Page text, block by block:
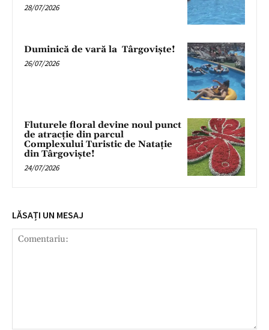
28/07/2026
Duminică de vară la Târgoviște!
26/07/2026
Fluturele floral devine noul punct
de atracție din parcul
Complexului Turistic de Natație
din Târgoviște!
24/07/2026
LĂSAȚI UN MESAJ